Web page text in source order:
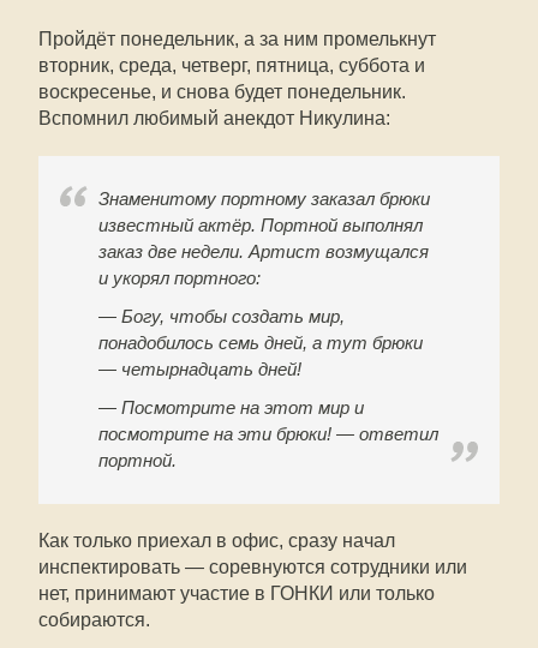
Пройдёт понедельник, а за ним промелькнут
вторник, среда, четверг, пятница, суббота и
воскресенье, и снова будет понедельник.
Вспомнил любимый анекдот Никулина:
Знаменитому портному заказал брюки
известный актёр. Портной выполнял
заказ две недели. Артист возмущался
и укорял портного:
— Богу, чтобы создать мир,
понадобилось семь дней, а тут брюки
— четырнадцать дней!
— Посмотрите на этот мир и
посмотрите на эти брюки! — ответил
портной.
Как только приехал в офис, сразу начал
инспектировать — соревнуются сотрудники или
нет, принимают участие в ГОНКИ или только
собираются.